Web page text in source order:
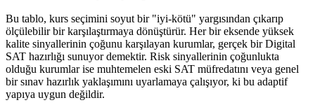
Bu tablo, kurs seçimini soyut bir "iyi-kötü" yargısından çıkarıp
ölçülebilir bir karşılaştırmaya dönüştürür. Her bir eksende yüksek
kalite sinyallerinin çoğunu karşılayan kurumlar, gerçek bir Digital
SAT hazırlığı sunuyor demektir. Risk sinyallerinin çoğunlukta
olduğu kurumlar ise muhtemelen eski SAT müfredatını veya genel
bir sınav hazırlık yaklaşımını uyarlamaya çalışıyor, ki bu adaptif
yapıya uygun değildir.